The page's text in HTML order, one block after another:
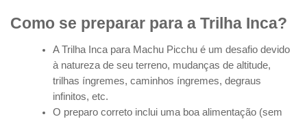
Como se preparar para a Trilha Inca?
A Trilha Inca para Machu Picchu é um desafio devido
à natureza de seu terreno, mudanças de altitude,
trilhas íngremes, caminhos íngremes, degraus
infinitos, etc.
O preparo correto inclui uma boa alimentação (sem